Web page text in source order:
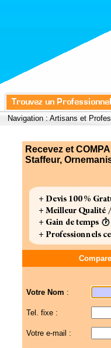
Navigation : Artisans et
Recevez et
Staffeur,
Votre Nom :
Tel. fixe :
Votre e-mail :